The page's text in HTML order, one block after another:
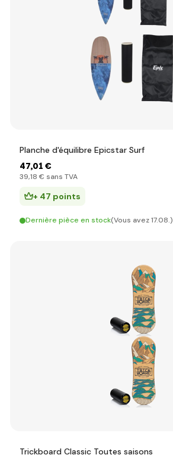
Planche d'équilibre Epicstar Surf
47,01 €
39,18 € sans TVA
+ 47 points
Dernière pièce en stock(Vous avez 17.08.)
Trickboard Classic Toutes saisons